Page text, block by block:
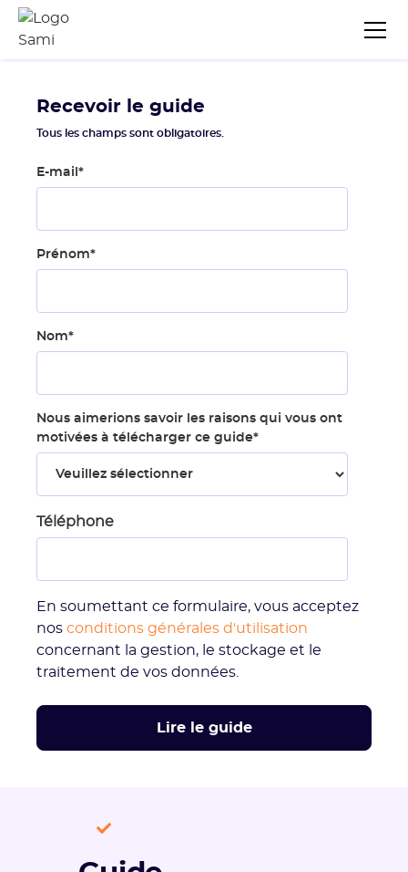
Recevoir le guide
Tous les champs sont obligatoires.
E-mail *
Prénom*
Nom*
Nous aimerions savoir les raisons qui vous ont
motivées à télécharger ce guide*
Téléphone
En soumettant ce formulaire, vous acceptez
nos conditions générales d'utilisation
concernant la gestion, le stockage et le
traitement de vos données.